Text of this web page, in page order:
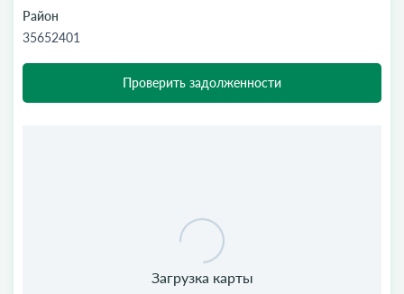
Район
35652401
Проверить задолженности